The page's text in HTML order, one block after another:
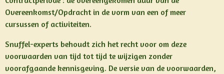
Overeenkomst/Opdracht in de vorm van een of meer
cursussen of activiteiten.
Snuffel-experts behoudt zich het recht voor om deze
voorwaarden van tijd tot tijd te wijzigen zonder
voorafgaande kennisgeving. De versie van de voorwaarden,